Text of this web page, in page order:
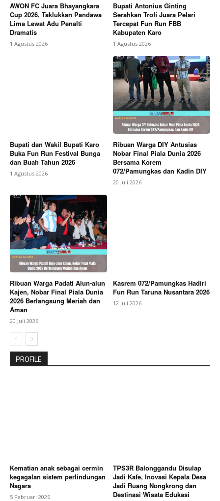
AWON FC Juara Bhayangkara
Cup 2026, Taklukkan Pandawa
Lima Lewat Adu Penalti
Dramatis
1 Agustus 2026
Bupati Antonius Ginting
Serahkan Trofi Juara Pelari
Tercepat Fun Run FBB
Kabupaten Karo
1 Agustus 2026
Bupati dan Wakil Bupati Karo
Buka Fun Run Festival Bunga
dan Buah Tahun 2026
1 Agustus 2026
Ribuan Warga DIY Antusias
Nobar Final Piala Dunia 2026
Bersama Korem
072/Pamungkas dan Kadin DIY
20 Juli 2026
Ribuan Warga Padati Alun-alun
Kajen, Nobar Final Piala Dunia
2026 Berlangsung Meriah dan
Aman
20 Juli 2026
Kasrem 072/Pamungkas Hadiri
Fun Run Taruna Nusantara 2026
12 Juli 2026
PROFILE
Kematian anak sebagai cermin
kegagalan sistem perlindungan
Nagara
5 Februari 2026
TPS3R Balonggandu Disulap
Jadi Kafe, Inovasi Kepala Desa
Jadi Ruang Nongkrong dan
Destinasi Wisata Edukasi